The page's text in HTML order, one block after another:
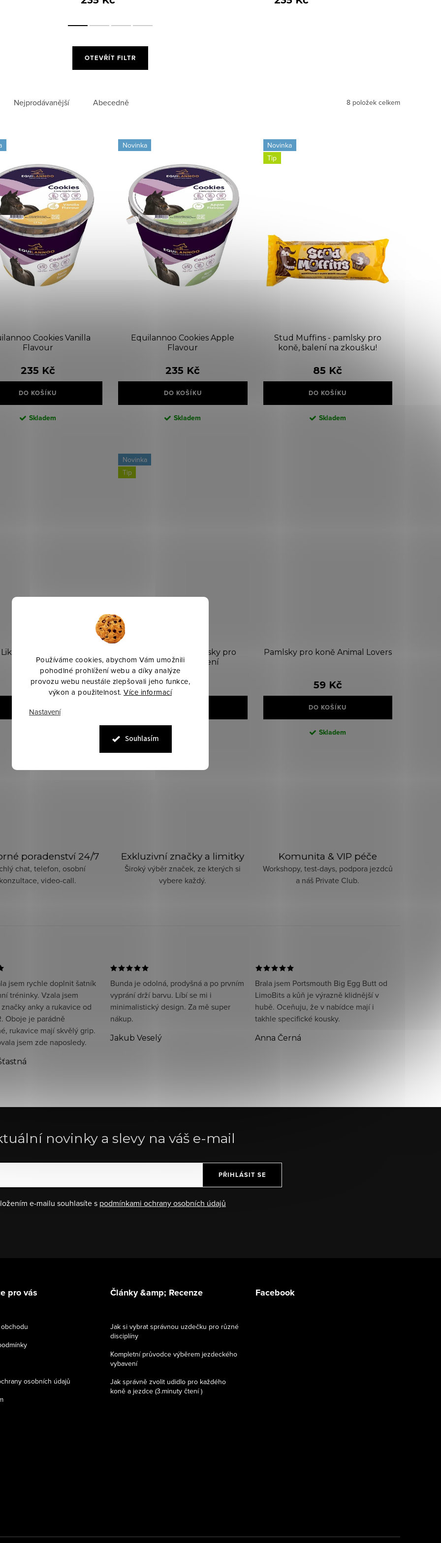
Používáme cookies, abychom Vám umožnili
pohodlné prohlížení webu a díky analýze
provozu webu neustále zlepšovali jeho funkce,
výkon a použitelnost. Více informací
Nastavení
Souhlasím
OTEVŘÍT FILTR
Nejprodávanější Abecedně 8 položek celkem
Cookies Vanilla
Flavour
235 Kč
DO KOŠÍKU
Skladem
Novinka
Equilannoo Cookies Apple
Flavour
235 Kč
DO KOŠÍKU
Skladem
Novinka
Tip
Stud Muffins - pamlsky pro
koně, balení na zkoušku!
85 Kč
DO KOŠÍKU
Skladem
Likit Granola koule
649 Kč
DO KOŠÍKU
Novinka
Tip
Stud Muffins - pamlsky pro
koně, velké balení
240 Kč
Pamlsky pro koně Animal Lovers
59 Kč
DO KOŠÍKU
Skladem
poradenství 24/7
chat, telefon, osobní
konzultace, video-call.
Exkluzivní značky a limitky
Široký výběr značek, ze kterých si
vybere každý.
Komunita & VIP péče
Workshopy, test-days, podpora jezdců
a náš Private Club.
jsem rychle doplnit šatník
tréninky. Vzala jsem
anky a rukavice od
Oboje je parádně
rukavice mají skvělý grip.
jsem zde naposledy.
Bunda je odolná, prodyšná a po prvním
vyprání drží barvu. Líbí se mi i
minimalistický design. Za mě super
nákup.
Jakub Veselý
Brala jsem Portsmouth Big Egg Butt od
LimoBits a kůň je výrazně klidnější v
hubě. Oceňuju, že v nabídce mají i
takhle specifické kousky.
Anna Černá
novinky a slevy na váš e-mail
e-mailu souhlasíte s podmínkami ochrany osobních údajů
PŘIHLÁSIT SE
pro vás
osobních údajů
Články &amp; Recenze
Jak si vybrat správnou uzdečku pro různé
disciplíny
Kompletní průvodce výběrem jezdeckého
vybavení
Jak správně zvolit udidlo pro každého
koně a jezdce (3.minuty čtení )
Facebook